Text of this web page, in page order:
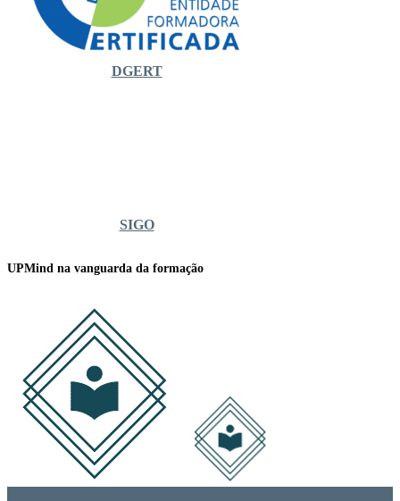
DGERT
SIGO
UPMind na vanguarda da formação